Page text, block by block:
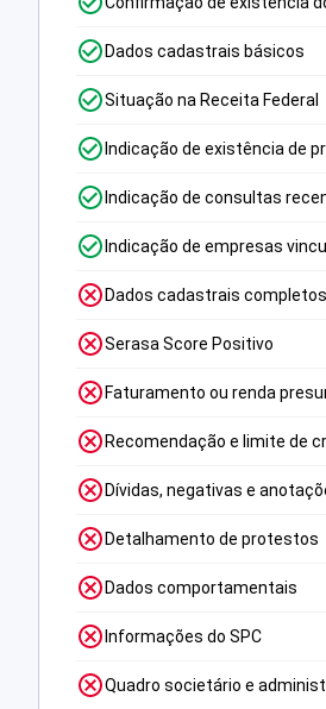
Dados cadastrais básicos
Situação na Receita Federal
Indicação de existência de
Indicação de consultas
Indicação de empresas
Dados cadastrais completos
Serasa Score Positivo
Faturamento ou renda
Recomendação e limite de
Dívidas, negativas e
Detalhamento de protestos
Dados comportamentais
Informações do SPC
Quadro societário e